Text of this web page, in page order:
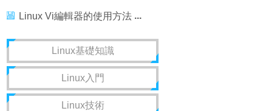
Linux Vi編輯器的使用方法
Linux基礎知識
Linux入門
Linux技術